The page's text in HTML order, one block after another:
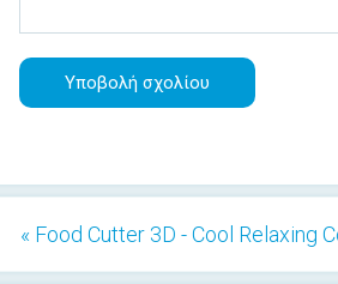
« Food Cutter 3D - Cool Relaxing